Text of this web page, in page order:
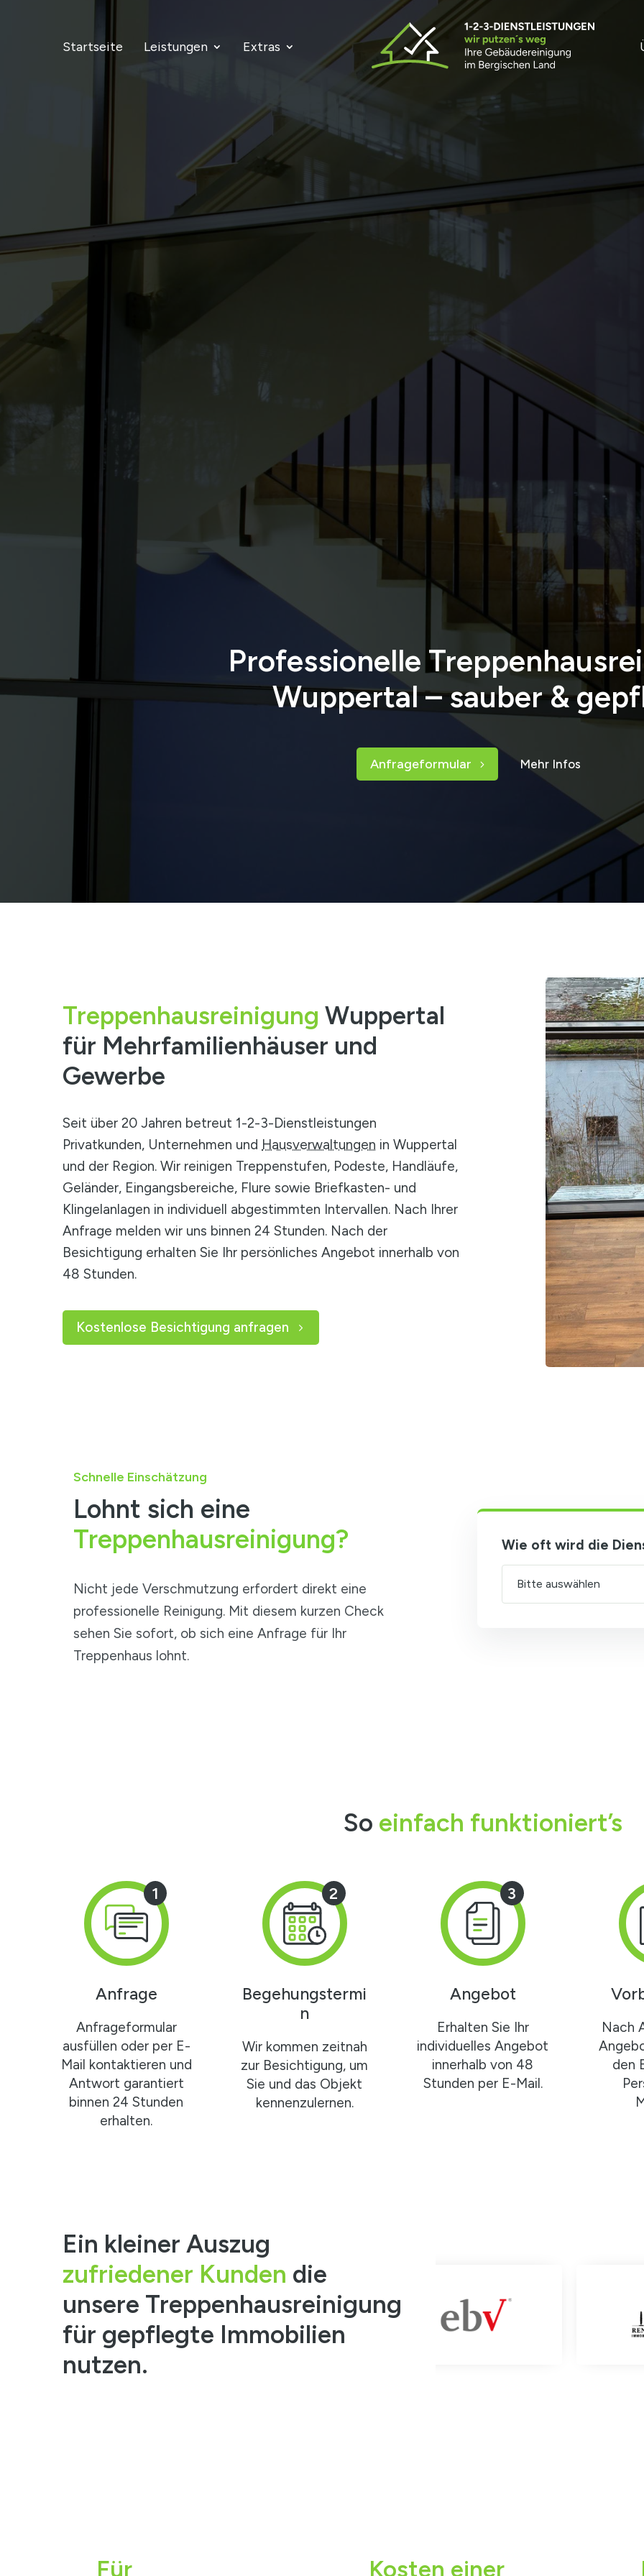
Startseite Leistungen Extras
Professionelle
Wuppertal – sauber &
Anfrageformular Mehr Infos
Treppenhausreinigung Wuppertal
für Mehrfamilienhäuser und
Gewerbe
Seit über 20 Jahren betreut 1-2-3-Dienstleistungen
Privatkunden, Unternehmen und Hausverwaltungen in Wuppertal
und der Region. Wir reinigen Treppenstufen, Podeste, Handläufe,
Geländer, Eingangsbereiche, Flure sowie Briefkasten- und
Klingelanlagen in individuell abgestimmten Intervallen. Nach Ihrer
Anfrage melden wir uns binnen 24 Stunden. Nach der
Besichtigung erhalten Sie Ihr persönliches Angebot innerhalb von
48 Stunden.
Kostenlose Besichtigung anfragen
Schnelle Einschätzung
Lohnt sich eine
Treppenhausreinigung?
Nicht jede Verschmutzung erfordert direkt eine
professionelle Reinigung. Mit diesem kurzen Check
sehen Sie sofort, ob sich eine Anfrage für Ihr
Treppenhaus lohnt.
Wie oft wird die
So einfach funktioniert’s
1
Anfrage
Anfrageformular
ausfüllen oder per E-
Mail kontaktieren und
Antwort garantiert
binnen 24 Stunden
erhalten.
2
Begehungstermi
n
Wir kommen zeitnah
zur Besichtigung, um
Sie und das Objekt
kennenzulernen.
3
Angebot
Erhalten Sie Ihr
individuelles Angebot
innerhalb von 48
Stunden per E-Mail.
Nach
den
Ein kleiner Auszug
zufriedener Kunden die
unsere Treppenhausreinigung
für gepflegte Immobilien
nutzen.
Für Kosten einer